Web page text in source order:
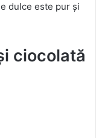
dulce este pur și
ciocolată